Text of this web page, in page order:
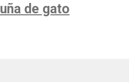
uña de gato